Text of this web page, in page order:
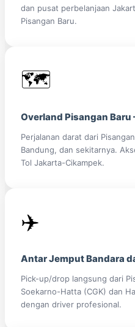
dan pusat perbelanjaan
Pisangan Baru.
🗺️
Overland Pisangan Baru
Perjalanan darat dari
Bandung, dan sekitarnya.
Tol Jakarta-Cikampek.
✈️
Antar Jemput Bandara
Pick-up/drop langsung dari
Soekarno-Hatta (CGK) dan
dengan driver profesional.